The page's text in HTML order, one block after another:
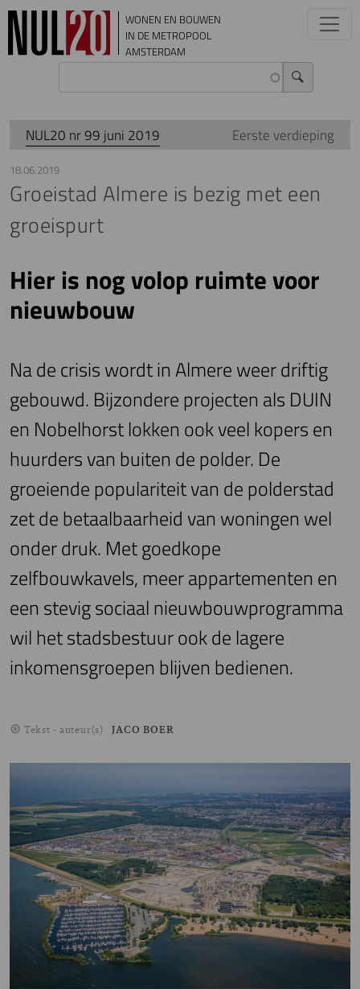
Overslaan en naar de inhoud gaan
WONEN EN BOUWEN
IN DE METROPOOL
AMSTERDAM
NUL20 nr 99 juni 2019 Eerste verdieping
18.06.2019
Groeistad Almere is bezig met een
groeispurt
Hier is nog volop ruimte voor
nieuwbouw
Na de crisis wordt in Almere weer driftig
gebouwd. Bijzondere projecten als DUIN
en Nobelhorst lokken ook veel kopers en
huurders van buiten de polder. De
groeiende populariteit van de polderstad
zet de betaalbaarheid van woningen wel
onder druk. Met goedkope
zelfbouwkavels, meer appartementen en
een stevig sociaal nieuwbouwprogramma
wil het stadsbestuur ook de lagere
inkomensgroepen blijven bedienen.
Tekst - auteur(s) JACO BOER
Image